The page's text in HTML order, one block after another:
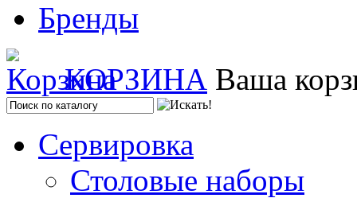
Бренды
КОРЗИНА Ваша
Сервировка
Столовые наборы